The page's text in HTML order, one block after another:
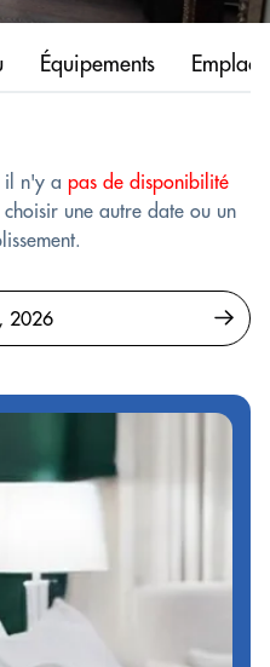
Équipements
il n'y a pas de disponibilité
une autre date ou un